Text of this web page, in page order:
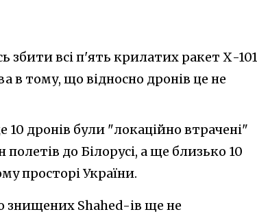
збити всі п'ять крилатих ракет Х-101
в тому, що відносно дронів це не
дронів були "локаційно втрачені"
до Білорусі, а ще близько 10
просторі України.
Shahed-ів ще не